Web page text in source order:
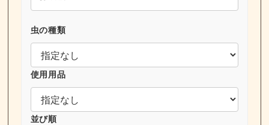
虫の種類
使用用品
並び順